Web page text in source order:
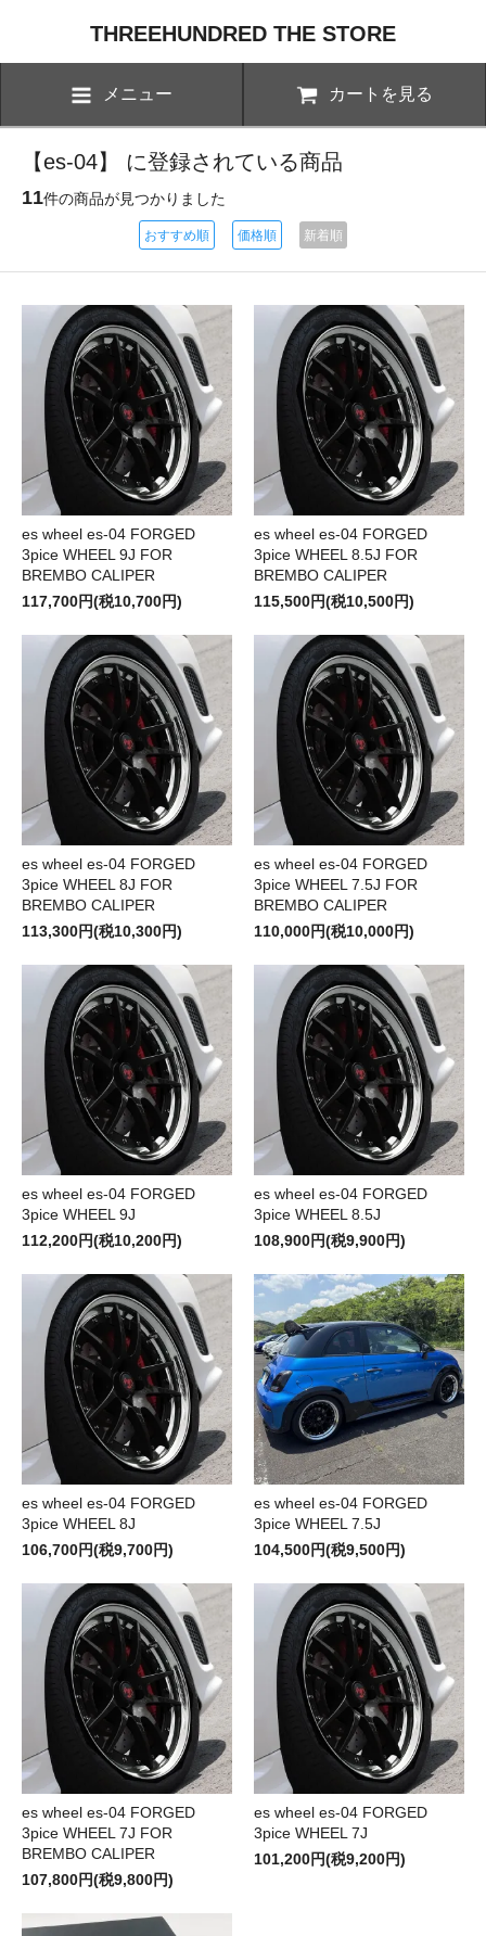
THREEHUNDRED THE STORE
メニュー カートを見る
【es-04】 に登録されている商品
11件の商品が見つかりました
おすすめ順 価格順 新着順
es wheel es-04 FORGED
3pice WHEEL 9J FOR
BREMBO CALIPER
117,700円(税10,700円)
es wheel es-04 FORGED
3pice WHEEL 8.5J FOR
BREMBO CALIPER
115,500円(税10,500円)
es wheel es-04 FORGED
3pice WHEEL 8J FOR
BREMBO CALIPER
113,300円(税10,300円)
es wheel es-04 FORGED
3pice WHEEL 7.5J FOR
BREMBO CALIPER
110,000円(税10,000円)
es wheel es-04 FORGED
3pice WHEEL 9J
112,200円(税10,200円)
es wheel es-04 FORGED
3pice WHEEL 8.5J
108,900円(税9,900円)
es wheel es-04 FORGED
3pice WHEEL 8J
106,700円(税9,700円)
es wheel es-04 FORGED
3pice WHEEL 7.5J
104,500円(税9,500円)
es wheel es-04 FORGED
3pice WHEEL 7J FOR
BREMBO CALIPER
107,800円(税9,800円)
es wheel es-04 FORGED
3pice WHEEL 7J
101,200円(税9,200円)